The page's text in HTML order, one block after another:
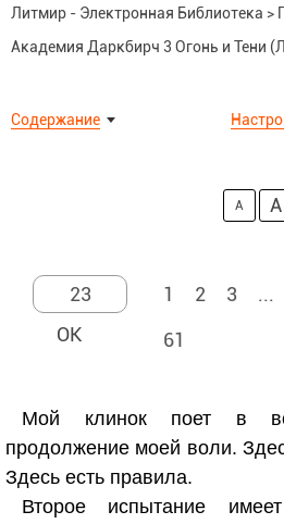
Литмир - Электронная Библиотека >
Академия Даркбирч 3 Огонь и Тени
Содержание
A A
1 2 3 ...
61
Мой клинок поет в
продолжение моей воли.
Здесь есть правила.
Второе испытание